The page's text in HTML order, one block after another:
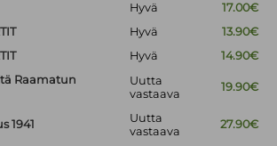
Hyvä
17.00€
Hyvä
13.90€
Hyvä
14.90€
Raamatun
Uutta
vastaava
19.90€
1941
Uutta
vastaava
27.90€